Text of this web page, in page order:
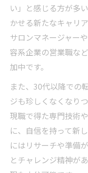
い」と感じる方が多
かせる新たなキャリ
サロンマネージャー
容系企業の営業職な
加中です。
また、30代以降での
ジも珍しくなくなり
現職で得た専門技術
に、自信を持って新
にはリサーチや準備
とチャレンジ精神が